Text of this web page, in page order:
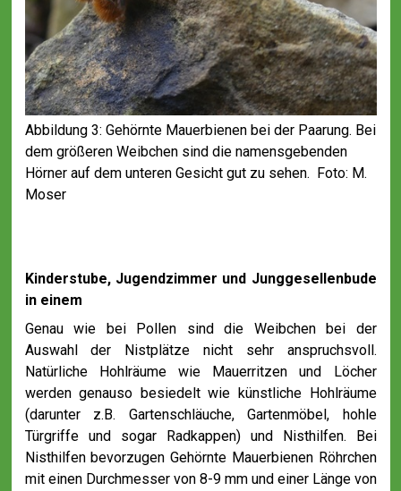
Abbildung 3: Gehörnte Mauerbienen bei der Paarung. Bei
dem größeren Weibchen sind die namensgebenden
Hörner auf dem unteren Gesicht gut zu sehen. Foto: M.
Moser
Kinderstube, Jugendzimmer und Junggesellenbude
in einem
Genau wie bei Pollen sind die Weibchen bei der
Auswahl der Nistplätze nicht sehr anspruchsvoll.
Natürliche Hohlräume wie Mauerritzen und Löcher
werden genauso besiedelt wie künstliche Hohlräume
(darunter z.B. Gartenschläuche, Gartenmöbel, hohle
Türgriffe und sogar Radkappen) und Nisthilfen. Bei
Nisthilfen bevorzugen Gehörnte Mauerbienen Röhrchen
mit einen Durchmesser von 8-9 mm und einer Länge von